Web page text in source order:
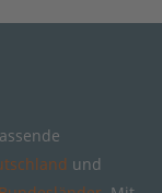
und